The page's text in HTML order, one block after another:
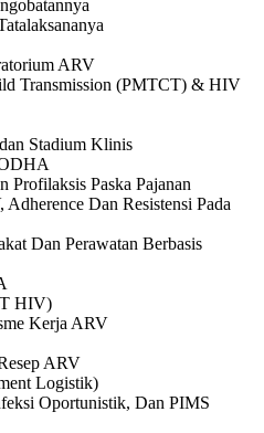
ARV
Transmission (PMTCT) & HIV
Stadium Klinis
Profilaksis Paska Pajanan
Dan Resistensi Pada
Dan Perawatan Berbasis
HIV)
Kerja ARV
ARV
Logistik)
Oportunistik, Dan PIMS